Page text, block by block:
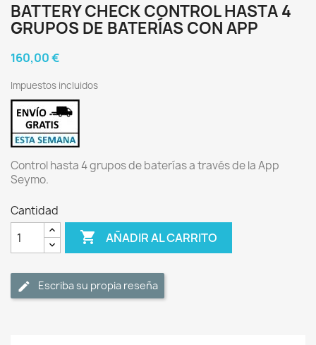
BATTERY CHECK CONTROL HASTA 4
GRUPOS DE BATERÍAS CON APP
160,00 €
Impuestos incluidos
Control hasta 4 grupos de baterías a través de la App
Seymo.
Cantidad
 AÑADIR AL CARRITO
Escriba su propia reseña